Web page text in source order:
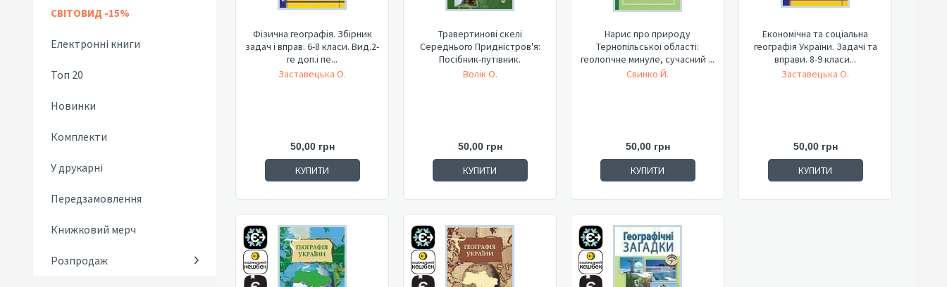
СВІТОВИД -15%
Електронні книги
Топ 20
Новинки
Комплекти
У друкарні
Передзамовлення
Книжковий мерч
Розпродаж
Фізична географія. Збірник
задач і вправ. 6-8 класи. Вид.2-
ге доп.і пе...
Заставецька О.
50,00 грн
КУПИТИ
Травертинові скелі
Середнього Придністров'я:
Посібник-путівник.
Волік О.
50,00 грн
КУПИТИ
Нарис про природу
Тернопільської області:
геологічне минуле, сучасний ...
Свинко Й.
50,00 грн
КУПИТИ
Економічна та соціальна
географія України. Задачі та
вправи. 8-9 класи...
Заставецька О.
50,00 грн
КУПИТИ